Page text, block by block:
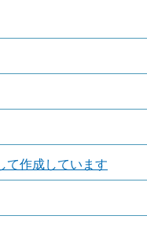
て作成しています